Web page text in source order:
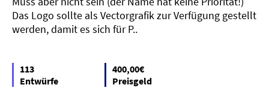
Das Logo sollte als Vectorgrafik zur Verfügung gestellt
werden, damit es sich für P..
113
Entwürfe
400,00€
Preisgeld